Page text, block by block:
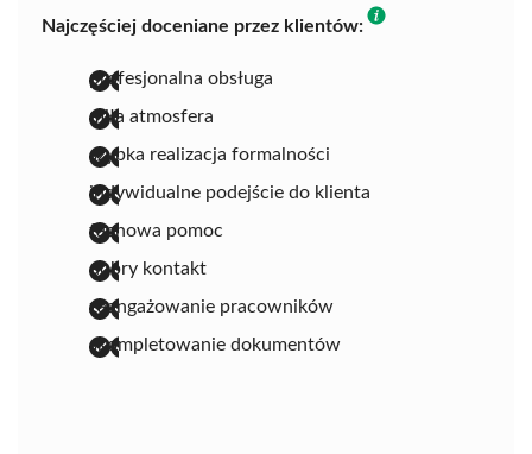
Najczęściej doceniane przez klientów:
profesjonalna obsługa
miła atmosfera
szybka realizacja formalności
indywidualne podejście do klienta
fachowa pomoc
dobry kontakt
zaangażowanie pracowników
skompletowanie dokumentów